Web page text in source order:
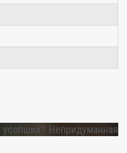
Непридуманная